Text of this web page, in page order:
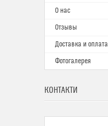
О нас
Отзывы
Доставка и оплата
Фотогалерея
КОНТАКТИ